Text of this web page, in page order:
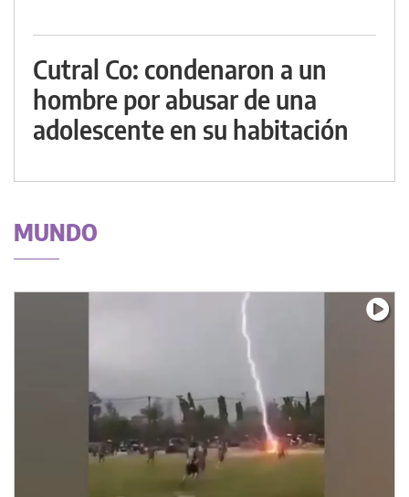
Cutral Co: condenaron a un
hombre por abusar de una
adolescente en su habitación
MUNDO